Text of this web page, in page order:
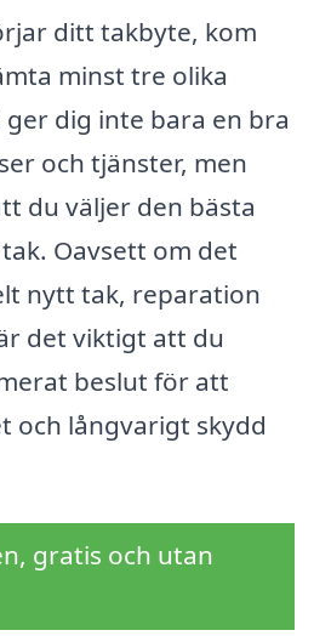
ditt takbyte, kom
minst tre olika
dig inte bara en bra
och tjänster, men
du väljer den bästa
Oavsett om det
nytt tak, reparation
det viktigt att du
beslut för att
och långvarigt skydd
gratis och utan